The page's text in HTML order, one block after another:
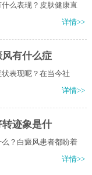
么表现？皮肤健康直
详情>>
有什么症
表现呢？在当今社
详情>>
迹象是什
？白癜风患者都盼着
详情>>